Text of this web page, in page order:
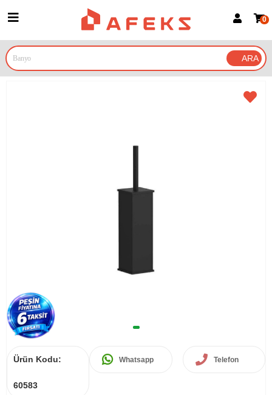
Google İle Bağlan
0
Ürün Kodu:
60583
Whatsapp Telefon